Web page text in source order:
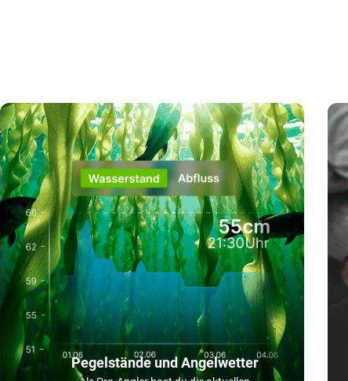
Pegelstände und Angelwetter